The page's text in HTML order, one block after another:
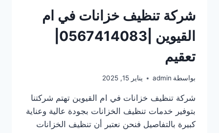
شركة تنظيف خزانات في ام
تعقيم
بواسطة admin يناير 15, 2025
شركة تنظيف خزانات في ام القيوين تهتم شركتنا
بتوفير خدمات تنظيف الخزانات بجودة عالية وعناية
كبيرة بالتفاصيل فنحن نعتبر أن تنظيف الخزانات